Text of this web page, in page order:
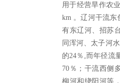
用于经营旱作农
km 。辽河干流东
有东辽河、招苏
同浑河、太子河
的24％,而年径流
70％；干流西侧
柳河和绕阳河等